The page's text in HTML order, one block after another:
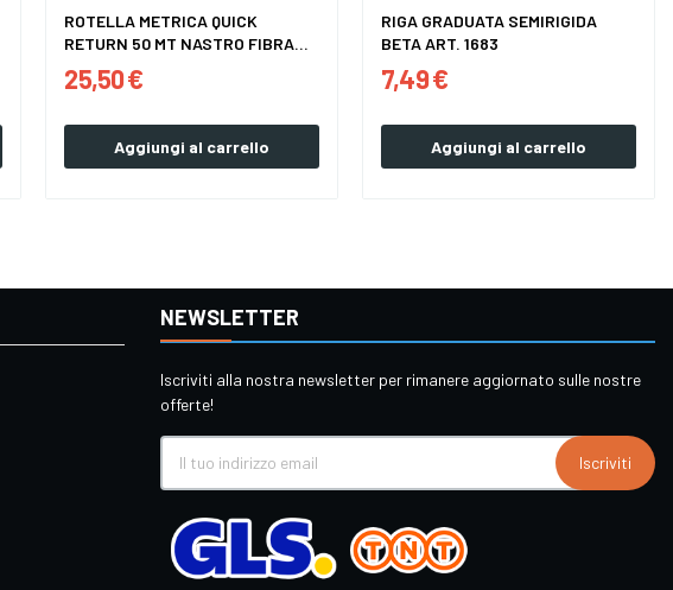
ROTELLA METRICA QUICK
RETURN 50 MT NASTRO FIBRA...
25,50 €
Aggiungi al carrello
RIGA GRADUATA SEMIRIGIDA
BETA ART. 1683
7,49 €
Aggiungi al carrello
NEWSLETTER
Iscriviti alla nostra newsletter per rimanere aggiornato sulle nostre
offerte!
Iscriviti